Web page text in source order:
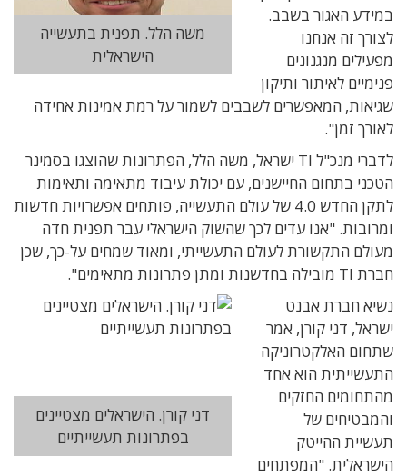
משה הלל. תפנית בתעשייה
הישראלית
במידע האגור בשבב.
לצורך זה אנחנו
מפעילים מנגנונים
פנימיים לאיתור ותיקון
שגיאות, המאפשרים לשבבים לשמור על רמת אמינות אחידה
לאורך זמן".
לדברי מנכ"ל TI ישראל, משה הלל, הפתרונות שהוצגו בסמינר
הטכני בתחום החיישנים, עם יכולת עיבוד מתאימה ותאימות
לתקן החדש 4.0 של עולם התעשייה, פותחים אפשרויות חדשות
ומרובות. "אנו עדים לכך שהשוק הישראלי עבר תפנית חדה
מעולם התקשורת לעולם התעשייתי, ומאוד שמחים על-כך, שכן
חברת TI מובילה בחדשנות ומתן פתרונות מתאימים".
דני קורן. הישראלים מצטיינים
בפתרונות תעשייתיים
נשיא חברת אבנט
ישראל, דני קורן, אמר
שתחום האלקטרוניקה
התעשייתית הוא אחד
מהתחומים החזקים
והמבטיחים של
תעשיית ההייטק
הישראלית. "המפתחים